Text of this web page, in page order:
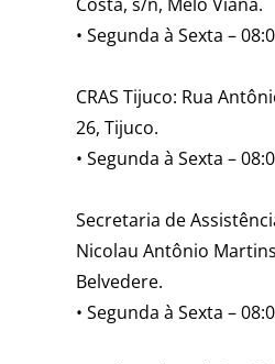
• Segunda à Sexta –
CRAS Tijuco: Rua
26, Tijuco. ⁣
• Segunda à Sexta –
Secretaria de
Nicolau Antônio
Belvedere. ⁣
• Segunda à Sexta –